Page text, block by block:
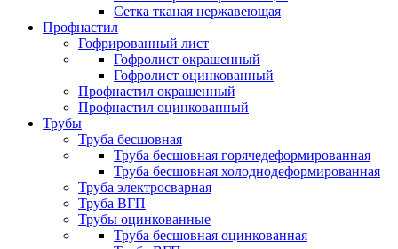
Сетка тканая нержавеющая
Профнастил
Гофрированный лист
Гофролист окрашенный
Гофролист оцинкованный
Профнастил окрашенный
Профнастил оцинкованный
Трубы
Труба бесшовная
Труба бесшовная горячедеформированная
Труба бесшовная холоднодеформированная
Труба электросварная
Труба ВГП
Трубы оцинкованные
Труба бесшовная оцинкованная